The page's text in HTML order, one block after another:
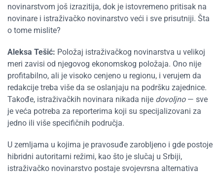
novinarstvom još izrazitija, dok je istovremeno pritisak na
novinare i istraživačko novinarstvo veći i sve prisutniji. Šta
o tome mislite?
Aleksa Tešić: Položaj istraživačkog novinarstva u velikoj
meri zavisi od njegovog ekonomskog položaja. Ono nije
profitabilno, ali je visoko cenjeno u regionu, i verujem da
redakcije treba više da se oslanjaju na podršku zajednice.
Takođe, istraživačkih novinara nikada nije dovoljno— sve
je veća potreba za reporterima koji su specijalizovani za
jedno ili više specifičnih područja.
U zemljama u kojima je pravosuđe zarobljeno i gde postoje
hibridni autoritarni režimi, kao što je slučaj u Srbiji,
istraživačko novinarstvo postaje svojevrsna alternativa